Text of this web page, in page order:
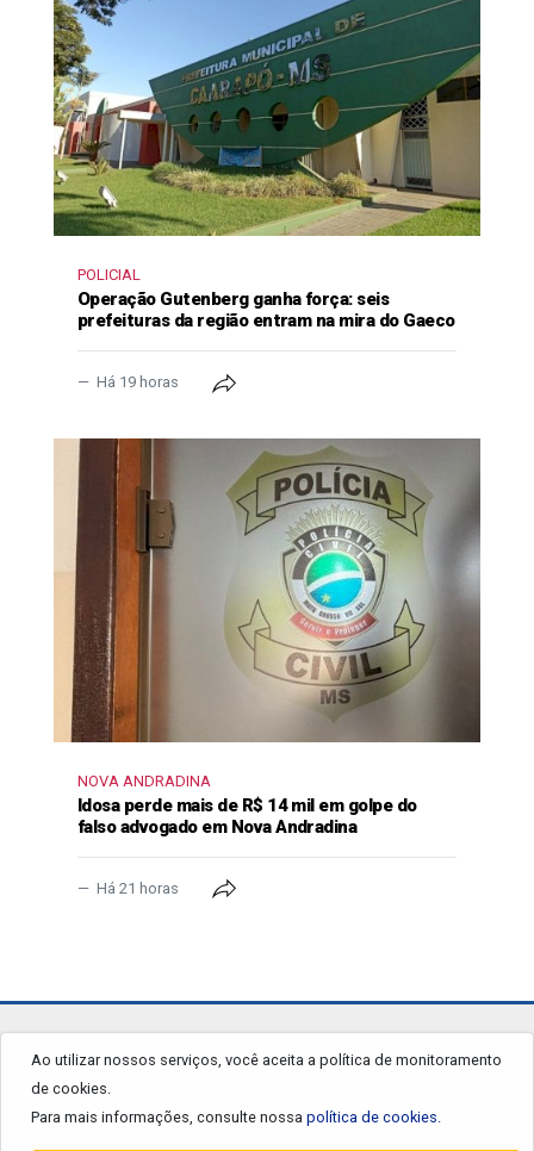
POLICIAL
Operação Gutenberg ganha força: seis
prefeituras da região entram na mira do Gaeco
Há 19 horas
NOVA ANDRADINA
Idosa perde mais de R$ 14 mil em golpe do
falso advogado em Nova Andradina
Há 21 horas
Ao utilizar nossos serviços, você aceita a política de monitoramento
de cookies.
Para mais informações, consulte nossa política de cookies.
jornalgrandourados.com.br